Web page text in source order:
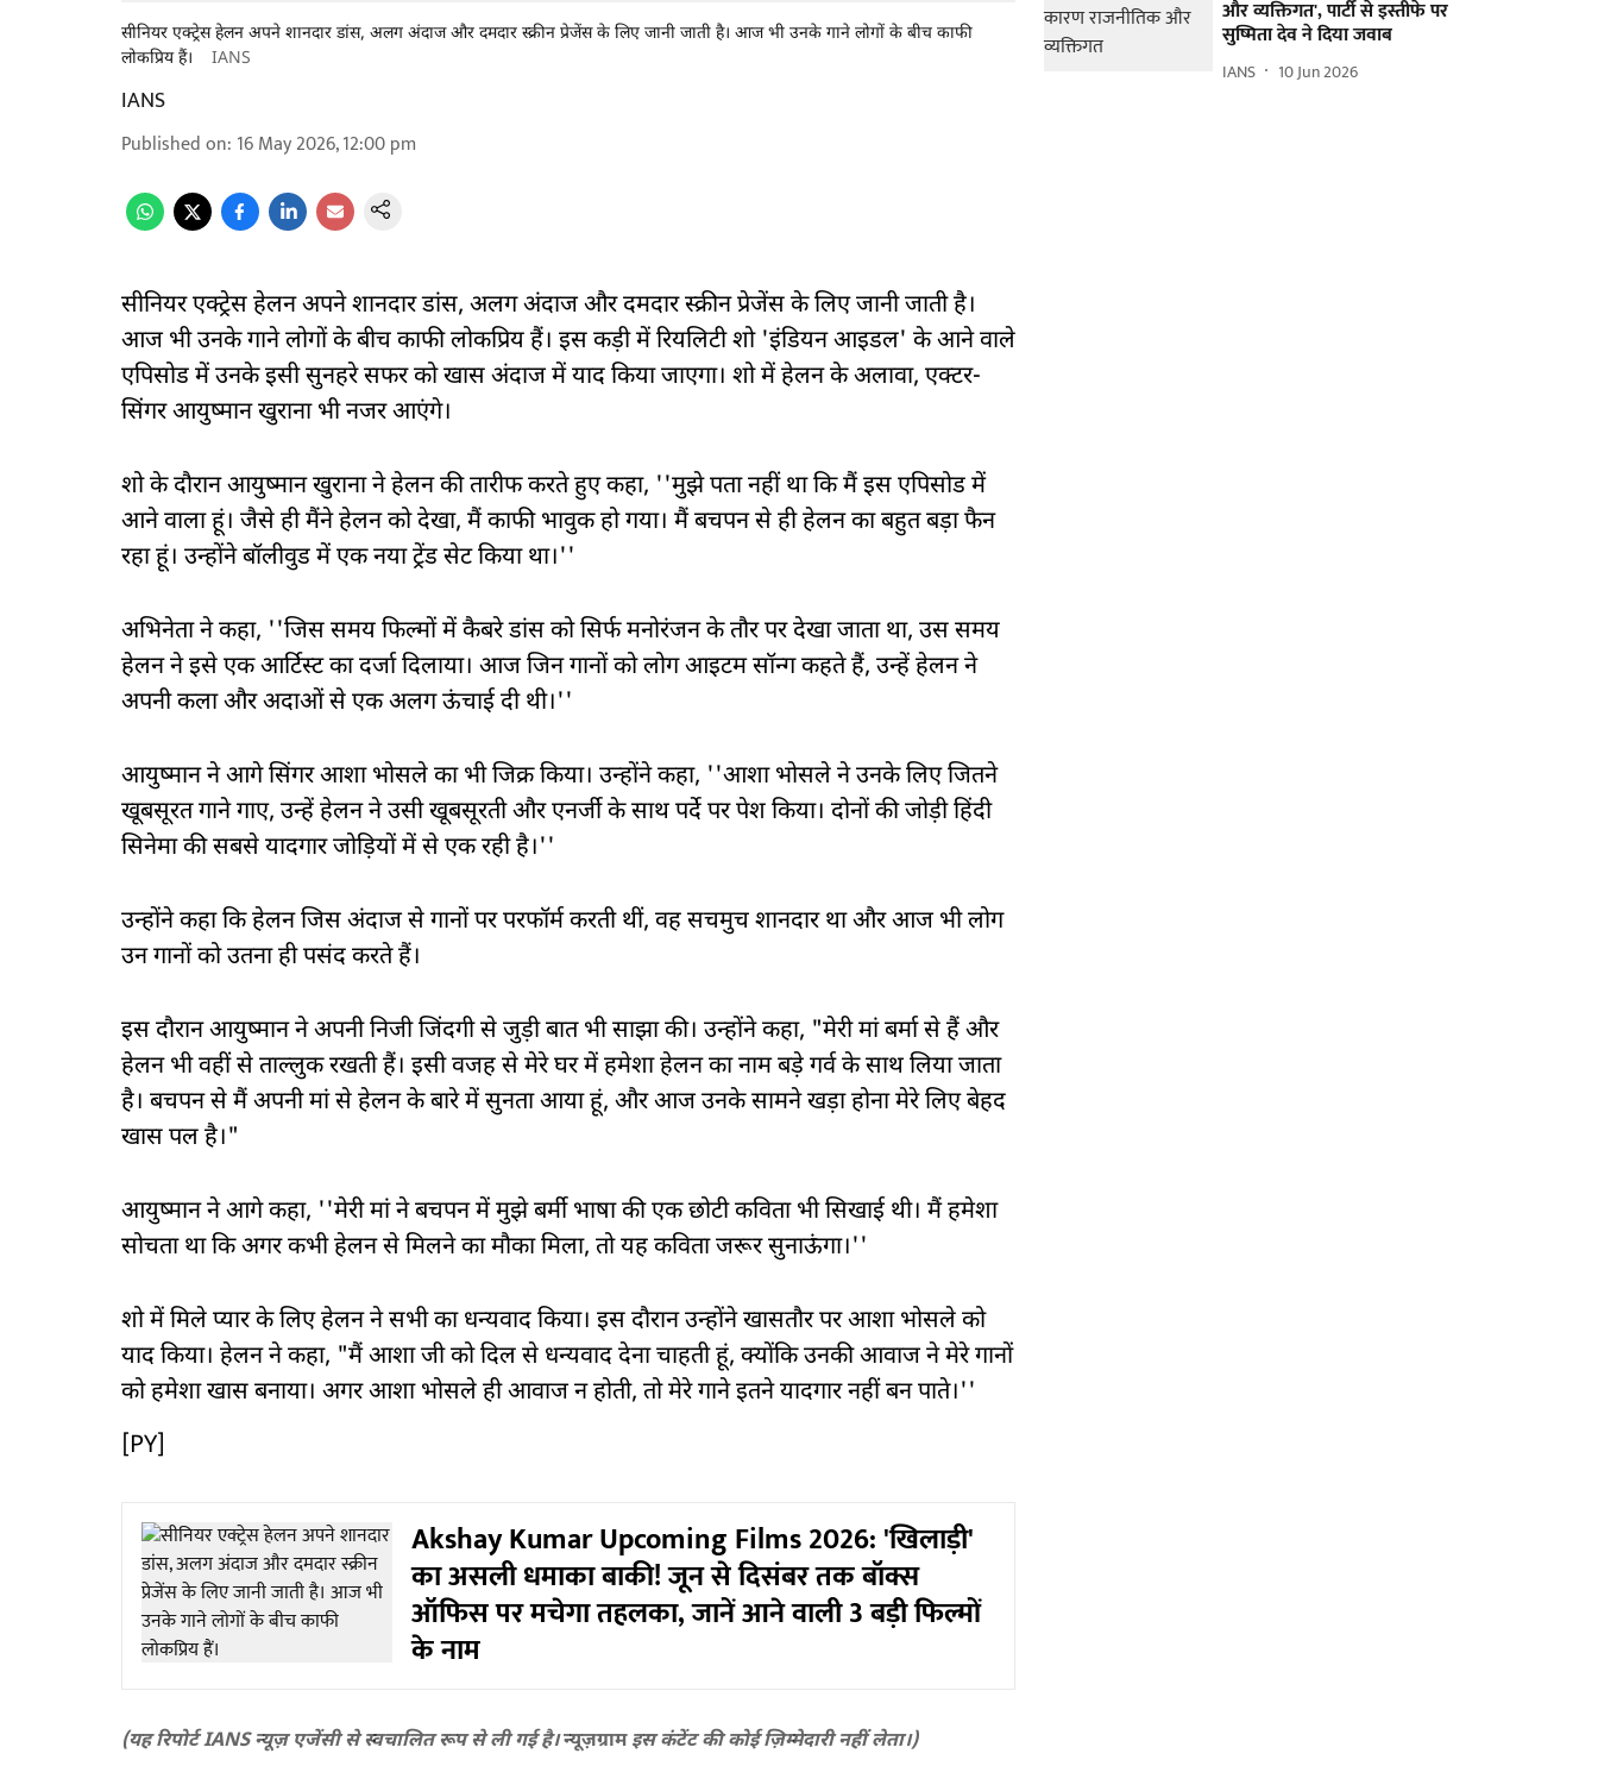
सीनियर एक्ट्रेस हेलन अपने शानदार डांस, अलग अंदाज और दमदार स्क्रीन प्रेजेंस के लिए जानी जाती है। आज भी उनके गाने लोगों के बीच काफी
लोकप्रिय हैं।
IANS
IANS
Published on: 16 May 2026, 12:00 pm
सीनियर एक्ट्रेस हेलन अपने शानदार डांस, अलग अंदाज और दमदार स्क्रीन प्रेजेंस के लिए जानी जाती है।
आज भी उनके गाने लोगों के बीच काफी लोकप्रिय हैं। इस कड़ी में रियलिटी शो 'इंडियन आइडल' के आने वाले
एपिसोड में उनके इसी सुनहरे सफर को खास अंदाज में याद किया जाएगा। शो में हेलन के अलावा, एक्टर-
सिंगर आयुष्मान खुराना भी नजर आएंगे।
शो के दौरान आयुष्मान खुराना ने हेलन की तारीफ करते हुए कहा, ''मुझे पता नहीं था कि मैं इस एपिसोड में
आने वाला हूं। जैसे ही मैंने हेलन को देखा, मैं काफी भावुक हो गया। मैं बचपन से ही हेलन का बहुत बड़ा फैन
रहा हूं। उन्होंने बॉलीवुड में एक नया ट्रेंड सेट किया था।''
अभिनेता ने कहा, ''जिस समय फिल्मों में कैबरे डांस को सिर्फ मनोरंजन के तौर पर देखा जाता था, उस समय
हेलन ने इसे एक आर्टिस्ट का दर्जा दिलाया। आज जिन गानों को लोग आइटम सॉन्ग कहते हैं, उन्हें हेलन ने
अपनी कला और अदाओं से एक अलग ऊंचाई दी थी।''
आयुष्मान ने आगे सिंगर आशा भोसले का भी जिक्र किया। उन्होंने कहा, ''आशा भोसले ने उनके लिए जितने
खूबसूरत गाने गाए, उन्हें हेलन ने उसी खूबसूरती और एनर्जी के साथ पर्दे पर पेश किया। दोनों की जोड़ी हिंदी
सिनेमा की सबसे यादगार जोड़ियों में से एक रही है।''
उन्होंने कहा कि हेलन जिस अंदाज से गानों पर परफॉर्म करती थीं, वह सचमुच शानदार था और आज भी लोग
उन गानों को उतना ही पसंद करते हैं।
इस दौरान आयुष्मान ने अपनी निजी जिंदगी से जुड़ी बात भी साझा की। उन्होंने कहा, "मेरी मां बर्मा से हैं और
हेलन भी वहीं से ताल्लुक रखती हैं। इसी वजह से मेरे घर में हमेशा हेलन का नाम बड़े गर्व के साथ लिया जाता
है। बचपन से मैं अपनी मां से हेलन के बारे में सुनता आया हूं, और आज उनके सामने खड़ा होना मेरे लिए बेहद
खास पल है।"
आयुष्मान ने आगे कहा, ''मेरी मां ने बचपन में मुझे बर्मी भाषा की एक छोटी कविता भी सिखाई थी। मैं हमेशा
सोचता था कि अगर कभी हेलन से मिलने का मौका मिला, तो यह कविता जरूर सुनाऊंगा।''
शो में मिले प्यार के लिए हेलन ने सभी का धन्यवाद किया। इस दौरान उन्होंने खासतौर पर आशा भोसले को
याद किया। हेलन ने कहा, "मैं आशा जी को दिल से धन्यवाद देना चाहती हूं, क्योंकि उनकी आवाज ने मेरे गानों
को हमेशा खास बनाया। अगर आशा भोसले ही आवाज न होती, तो मेरे गाने इतने यादगार नहीं बन पाते।''
[PY]
Akshay Kumar Upcoming Films 2026: 'खिलाड़ी'
का असली धमाका बाकी! जून से दिसंबर तक बॉक्स
ऑफिस पर मचेगा तहलका, जानें आने वाली 3 बड़ी फिल्मों
के नाम
(यह रिपोर्ट IANS न्यूज़ एजेंसी से स्वचालित रूप से ली गई है।न्यूज़ग्रामइस कंटेंट की कोई ज़िम्मेदारी नहीं लेता।)
और व्यक्तिगत', पार्टी से इस्तीफे पर
सुष्मिता देव ने दिया जवाब
IANS 10 Jun 2026